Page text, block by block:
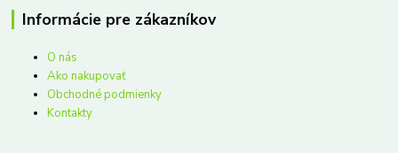
Informácie pre zákazníkov
O nás
Ako nakupovať
Obchodné podmienky
Kontakty